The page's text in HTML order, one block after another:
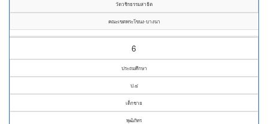
วัดวชิรธรรมสาธิต
คณะเขตพระโขนง-บางนา
6
ประถมศึกษา
ป.๔
เด็กชาย
พุฒิภัทร